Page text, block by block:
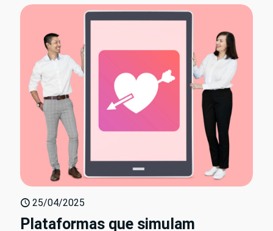
25/04/2025
Plataformas que simulam